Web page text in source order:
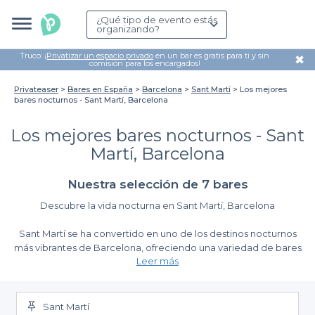
¿Qué tipo de evento estás
organizando?
Truco: ¡Privatizar un espacio privado en un bar es gratis para ti y sin
comisión para los encargados! ✖
Privateaser Bares en España Barcelona Sant Martí
Los mejores
bares nocturnos - Sant Martí, Barcelona
Los mejores bares nocturnos - Sant
Martí, Barcelona
Nuestra selección de 7 bares
Descubre la vida nocturna en Sant Martí, Barcelona
Sant Martí se ha convertido en uno de los destinos nocturnos
más vibrantes de Barcelona, ofreciendo una variedad de bares
donde disfrutar de una agradable velada. Desde cócteles
encontrarás los mejores bares nocturnos que se adaptan a
todos los gustos y preferencias. Con la posibilidad de disfrutar de
Leer más
Sant Martí